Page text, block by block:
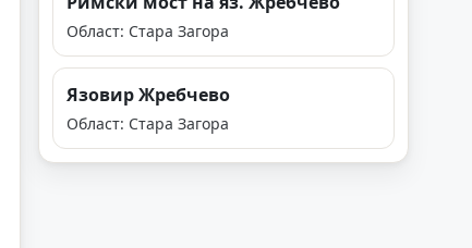
Област: Стара Загора
Язовир Жребчево
Област: Стара Загора